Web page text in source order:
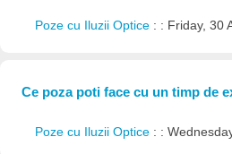
Poze cu Iluzii Optice : : Friday, 30
Ce poza poti face cu un timp de
Poze cu Iluzii Optice : :